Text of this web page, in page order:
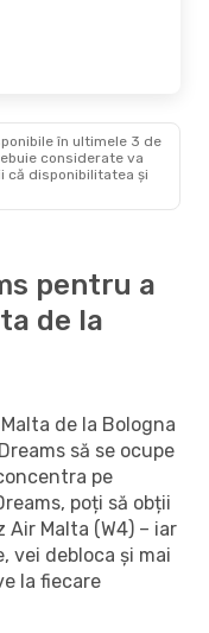
în ultimele 3 de
considerate va
că disponibilitatea și
pentru a
de la
de la Bologna
să se ocupe
pe
poți să obții
Malta (W4) – iar
vei debloca și mai
la fiecare